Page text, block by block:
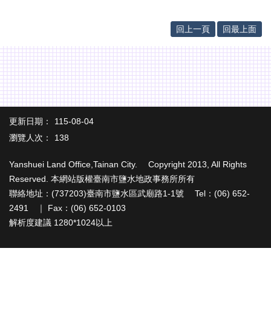
申
辦
與
查
詢
便
民
務
民
意
交
流
下
回上一頁 回最上面
更新日期：
115-08-04
瀏覽人次：
138
Yanshuei Land Office,Tainan City. Copyright 2013, All Rights
Reserved. 本網站版權臺南市鹽水地政事務所所有
聯絡地址：(737203)臺南市鹽水區武廟路1-1號 Tel：(06) 652-
2491 ｜ Fax：(06) 652-0103
解析度建議 1280*1024以上